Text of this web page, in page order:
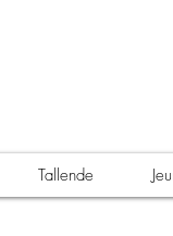
Tallende